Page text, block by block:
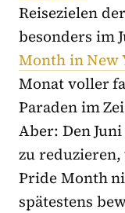
Reisezielen
besonders im
Month in New
Monat voller
Paraden im
Aber: Den
zu
Pride Month
spätestens